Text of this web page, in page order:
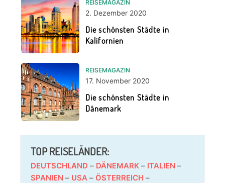
REISEMAGAZIN
2. Dezember 2020
Die schönsten Städte in
Kalifornien
REISEMAGAZIN
17. November 2020
Die schönsten Städte in
Dänemark
TOP REISELÄNDER:
DEUTSCHLAND – DÄNEMARK – ITALIEN –
SPANIEN – USA – ÖSTERREICH –